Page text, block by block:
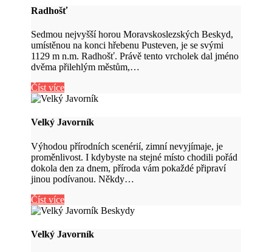
Radhošť
Sedmou nejvyšší horou Moravskoslezských Beskyd,
umístěnou na konci hřebenu Pusteven, je se svými
1129 m n.m. Radhošť. Právě tento vrcholek dal jméno
dvěma přilehlým městům,…
Číst více
Velký Javorník
Výhodou přírodních scenérií, zimní nevyjímaje, je
proměnlivost. I kdybyste na stejné místo chodili pořád
dokola den za dnem, příroda vám pokaždé připraví
jinou podívanou. Někdy…
Číst více
Velký Javorník